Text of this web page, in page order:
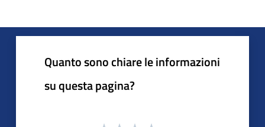
Quanto sono chiare le informazioni
su questa pagina?